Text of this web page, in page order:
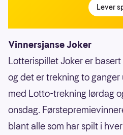
Lever
Vinnersjanse Joker
Lotterispillet Joker er
og det er trekning to
med Lotto-trekning lørdag
onsdag.
blant alle som har spilt i